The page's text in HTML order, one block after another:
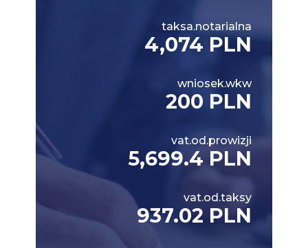
taksa.notarialna
4,074 PLN
wniosek.wkw
200 PLN
vat.od.prowizji
5,699.4 PLN
vat.od.taksy
937.02 PLN